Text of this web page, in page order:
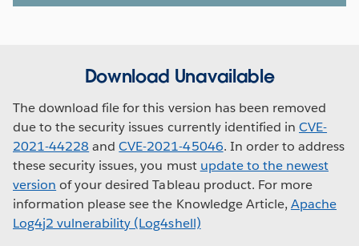
Download Unavailable
The download file for this version has been removed
due to the security issues currently identified in CVE-
2021-44228 andCVE-2021-45046. In order to address
these security issues, you must update to the newest
version of your desired Tableau product. For more
information please see the Knowledge Article, Apache
Log4j2 vulnerability (Log4shell)